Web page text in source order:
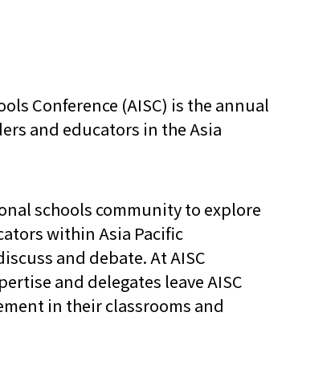
Conference (AISC) is the annual
and educators in the Asia
schools community to explore
within Asia Pacific
and debate. At AISC
and delegates leave AISC
in their classrooms and